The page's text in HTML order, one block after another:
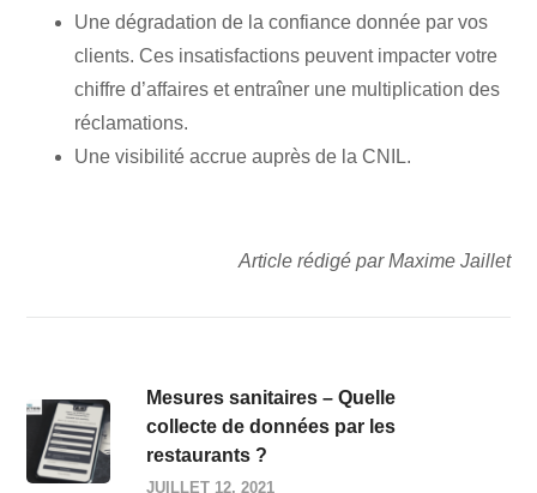
Une dégradation de la confiance donnée par vos
clients. Ces insatisfactions peuvent impacter votre
chiffre d’affaires et entraîner une multiplication des
réclamations.
Une visibilité accrue auprès de la CNIL.
Article rédigé par Maxime Jaillet
Mesures sanitaires – Quelle
collecte de données par les
restaurants ?
JUILLET 12, 2021